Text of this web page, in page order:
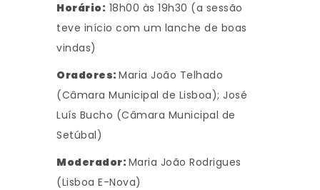
Horário: 18h00 às 19h30 (a sessão
teve início com um lanche de boas
vindas)
Oradores: Maria João Telhado
(Câmara Municipal de Lisboa); José
Luís Bucho (Câmara Municipal de
Setúbal)
Moderador: Maria João Rodrigues
(Lisboa E-Nova)